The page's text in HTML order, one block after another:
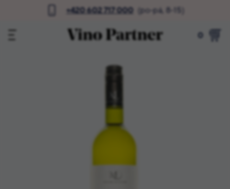
+420 602 717 000 (po-pá, 8-15)
0